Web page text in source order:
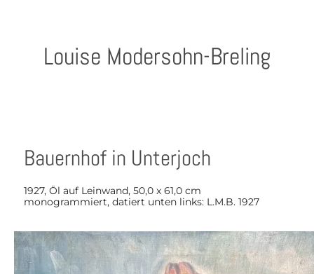
Louise Modersohn-Breling
Bauernhof in Unterjoch
1927, Öl auf Leinwand, 50,0 x 61,0 cm
monogrammiert, datiert unten links: L.M.B. 1927